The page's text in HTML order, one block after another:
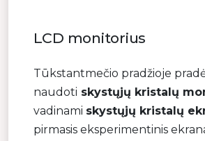
LCD monitorius
Tūkstantmečio pradžioje
naudoti skystųjų kristalų
vadinami skystųjų kristalų
pirmasis eksperimentinis